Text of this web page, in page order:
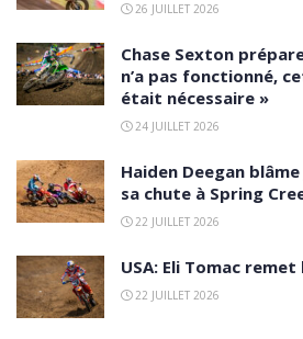
26 JUILLET 2026
Chase Sexton
n’a pas fonctionné,
était nécessaire »
24 JUILLET 2026
Haiden Deegan
sa chute à Spring
22 JUILLET 2026
USA: Eli Tomac
22 JUILLET 2026